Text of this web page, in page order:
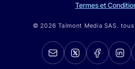
Termes et
© 2026 Talmont Media SAS.